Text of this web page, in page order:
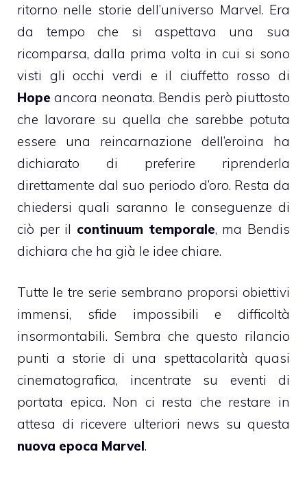
ritorno nelle storie dell’universo Marvel. Era
da tempo che si aspettava una sua
ricomparsa, dalla prima volta in cui si sono
visti gli occhi verdi e il ciuffetto rosso di
Hope ancora neonata. Bendis però piuttosto
che lavorare su quella che sarebbe potuta
essere una reincarnazione dell’eroina ha
dichiarato di preferire riprenderla
direttamente dal suo periodo d’oro. Resta da
chiedersi quali saranno le conseguenze di
ciò per il continuum temporale, ma Bendis
dichiara che ha già le idee chiare.
Tutte le tre serie sembrano proporsi obiettivi
immensi, sfide impossibili e difficoltà
insormontabili. Sembra che questo rilancio
punti a storie di una spettacolarità quasi
cinematografica, incentrate su eventi di
portata epica. Non ci resta che restare in
attesa di ricevere ulteriori news su questa
nuova epoca Marvel.